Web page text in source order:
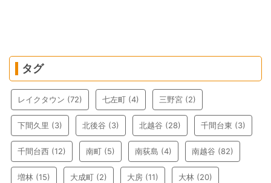
タグ
レイクタウン (72) 七左町 (4) 三野宮 (2)
下間久里 (3) 北後谷 (3) 北越谷 (28) 千間台東 (3)
千間台西 (12) 南町 (5) 南荻島 (4) 南越谷 (82)
増林 (15) 大成町 (2) 大房 (11) 大林 (20)